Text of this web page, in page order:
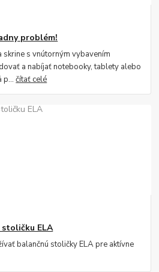
problém!
s vnútorným vybavením
a nabíjať notebooky, tablety alebo
p...čítať celé
ELA
balančnú stoličky ELA pre aktívne